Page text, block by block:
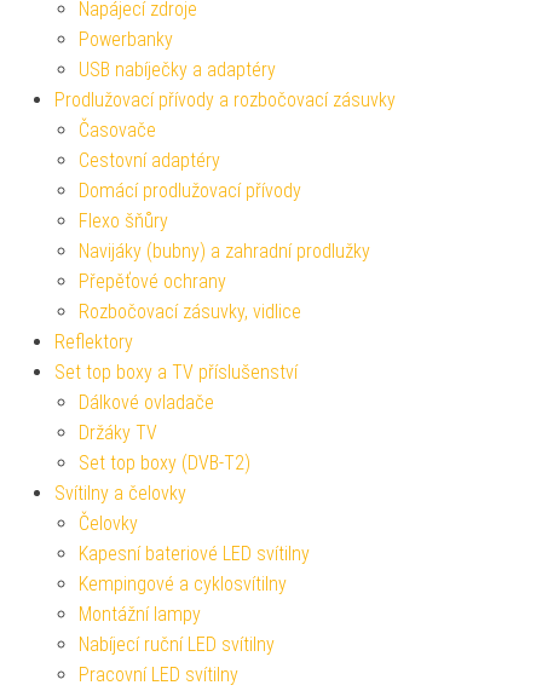
Napájecí zdroje
Powerbanky
USB nabíječky a adaptéry
Prodlužovací přívody a rozbočovací zásuvky
Časovače
Cestovní adaptéry
Domácí prodlužovací přívody
Flexo šňůry
Navijáky (bubny) a zahradní prodlužky
Přepěťové ochrany
Rozbočovací zásuvky, vidlice
Reflektory
Set top boxy a TV příslušenství
Dálkové ovladače
Držáky TV
Set top boxy (DVB-T2)
Svítilny a čelovky
Čelovky
Kapesní bateriové LED svítilny
Kempingové a cyklosvítilny
Montážní lampy
Nabíjecí ruční LED svítilny
Pracovní LED svítilny